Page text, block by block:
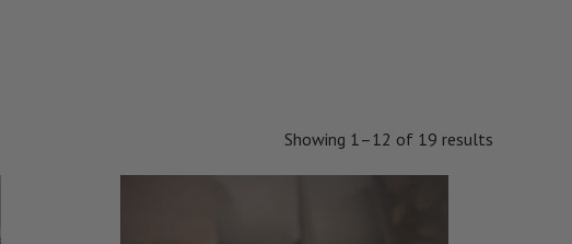
Showing 1–12 of 19 results